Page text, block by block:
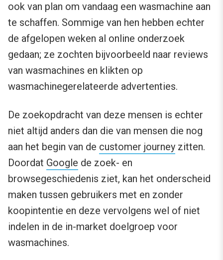
ook van plan om vandaag een wasmachine aan
te schaffen. Sommige van hen hebben echter
de afgelopen weken al online onderzoek
gedaan; ze zochten bijvoorbeeld naar reviews
van wasmachines en klikten op
wasmachinegerelateerde advertenties.
De zoekopdracht van deze mensen is echter
niet altijd anders dan die van mensen die nog
aan het begin van de customer journey zitten.
Doordat Google de zoek- en
browsegeschiedenis ziet, kan het onderscheid
maken tussen gebruikers met en zonder
koopintentie en deze vervolgens wel of niet
indelen in de in-market doelgroep voor
wasmachines.